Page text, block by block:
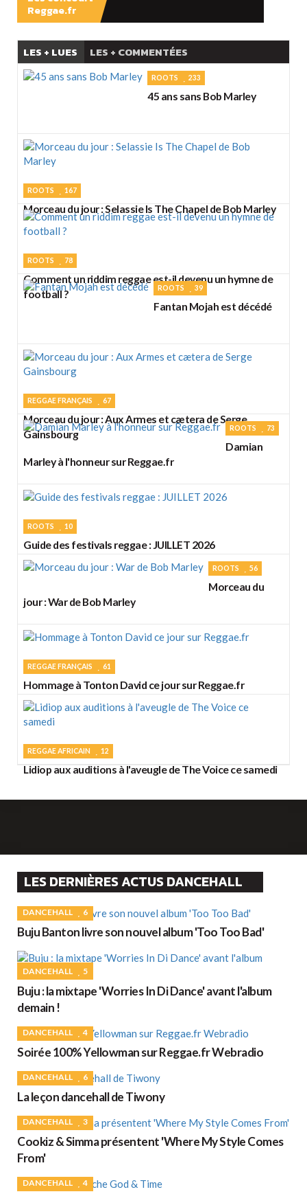
Reggae.fr
LES + LUES LES + COMMENTÉES
ROOTS 233
45 ans sans Bob Marley
ROOTS 167
Morceau du jour : Selassie Is The Chapel de Bob Marley
ROOTS 78
Comment un riddim reggae est-il devenu un hymne de
football ?
ROOTS 39
Fantan Mojah est décédé
REGGAE FRANÇAIS 67
Morceau du jour : Aux Armes et cætera de Serge
Gainsbourg
ROOTS 73
Damian
Marley à l'honneur sur Reggae.fr
ROOTS 10
Guide des festivals reggae : JUILLET 2026
ROOTS 56
Morceau du
jour : War de Bob Marley
REGGAE FRANÇAIS 61
Hommage à Tonton David ce jour sur Reggae.fr
REGGAE AFRICAIN 12
Lidiop aux auditions à l'aveugle de The Voice ce samedi
LES DERNIÈRES ACTUS DANCEHALL
DANCEHALL 6
Buju Banton livre son nouvel album 'Too Too Bad'
DANCEHALL 5
Buju : la mixtape 'Worries In Di Dance' avant l'album
demain !
DANCEHALL 4
Soirée 100% Yellowman sur Reggae.fr Webradio
DANCEHALL 6
La leçon dancehall de Tiwony
DANCEHALL 3
Cookiz & Simma présentent 'Where My Style Comes
From'
DANCEHALL 4